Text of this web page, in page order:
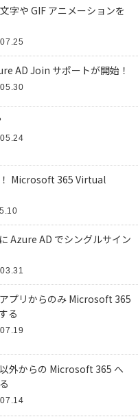
字や GIF アニメーションを
AD Join サポートが開始！
Microsoft 365 Virtual
Azure AD でシングルサイン
プリからのみ Microsoft 365
る
外からの Microsoft 365 へ